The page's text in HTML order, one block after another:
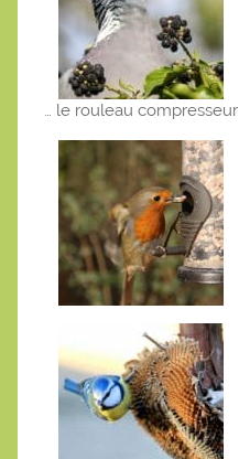
… le rouleau compresseur